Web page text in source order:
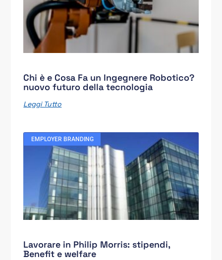
Chi è e Cosa Fa un Ingegnere Robotico?
nuovo futuro della tecnologia
Leggi Tutto
EMPLOYER BRANDING
Lavorare in Philip Morris: stipendi,
Benefit e welfare